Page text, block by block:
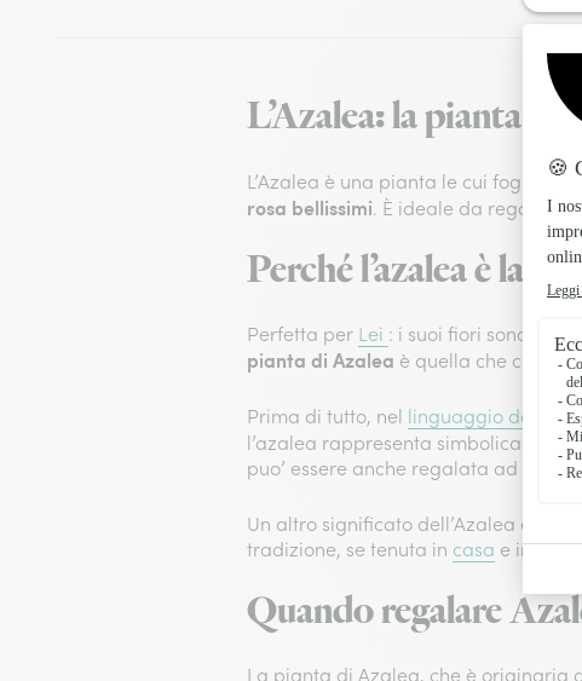
L’Azalea: la pianta
L’Azalea è una pianta le cui foglie
rosa bellissimi. È ideale da regalare
Perché l’azalea è la
Perfetta per Lei : i suoi fiori sono tra i
pianta di Azalea è quella che
Prima di tutto, nel linguaggio dei fiori
l’azalea rappresenta
puo’ essere anche regalata ad
Un altro significato dell’Azalea é
tradizione, se tenuta in casa e in
Quando regalare
La pianta di Azalea, che è originaria